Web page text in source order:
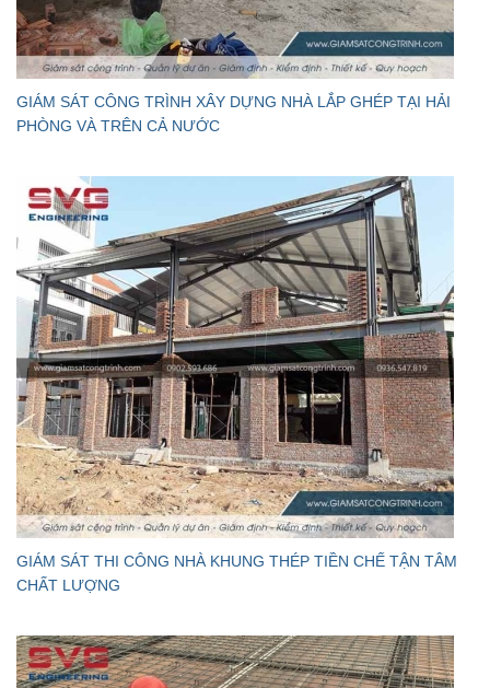
GIÁM SÁT CÔNG TRÌNH XÂY DỰNG NHÀ LẮP GHÉP TẠI HẢI
PHÒNG VÀ TRÊN CẢ NƯỚC
GIÁM SÁT THI CÔNG NHÀ KHUNG THÉP TIỀN CHẾ TẬN TÂM
CHẤT LƯỢNG